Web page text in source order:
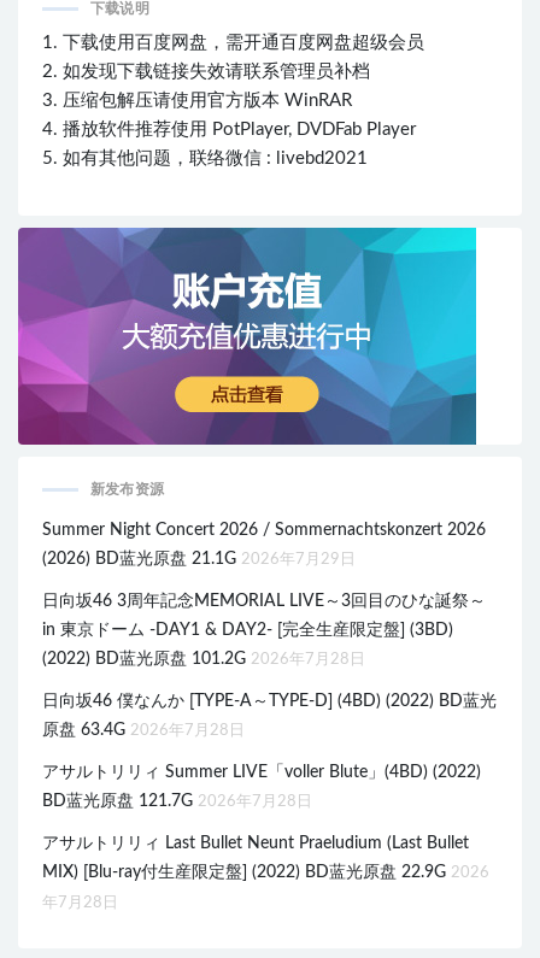
下载说明
1. 下载使用百度网盘，需开通百度网盘超级会员
2. 如发现下载链接失效请联系管理员补档
3. 压缩包解压请使用官方版本 WinRAR
4. 播放软件推荐使用 PotPlayer, DVDFab Player
5. 如有其他问题，联络微信 : livebd2021
新发布资源
Summer Night Concert 2026 / Sommernachtskonzert 2026
(2026) BD蓝光原盘 21.1G 2026年7月29日
日向坂46 3周年記念MEMORIAL LIVE～3回目のひな誕祭～
in 東京ドーム -DAY1 & DAY2- [完全生産限定盤] (3BD)
(2022) BD蓝光原盘 101.2G 2026年7月28日
日向坂46 僕なんか [TYPE-A～TYPE-D] (4BD) (2022) BD蓝光
原盘 63.4G 2026年7月28日
アサルトリリィ Summer LIVE「voller Blute」(4BD) (2022)
BD蓝光原盘 121.7G 2026年7月28日
アサルトリリィ Last Bullet Neunt Praeludium (Last Bullet
MIX) [Blu-ray付生産限定盤] (2022) BD蓝光原盘 22.9G 2026
年7月28日